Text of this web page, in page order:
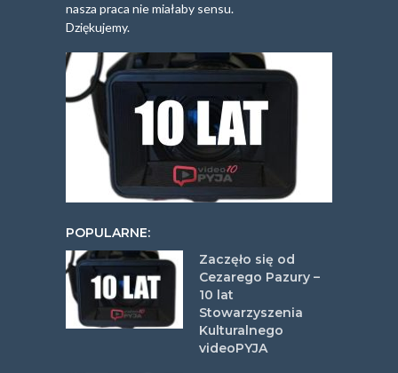
nasza praca nie miałaby sensu.
Dziękujemy.
POPULARNE:
Zaczęło się od
Cezarego Pazury –
10 lat
Stowarzyszenia
Kulturalnego
videoPYJA